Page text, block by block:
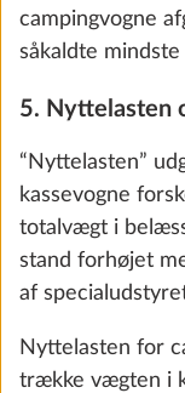
SERIE
campingvogne
såkaldte
5. Nyttelasten
“Nyttelasten”
kassevogne
totalvægt i
stand forhøjet
af
Nyttelasten for
trække vægten i